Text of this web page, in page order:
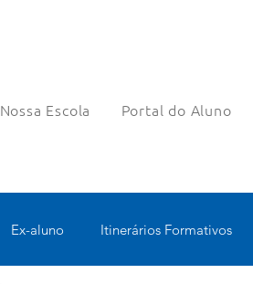
Nossa Escola Portal do Aluno
Ex-aluno Itinerários Formativos